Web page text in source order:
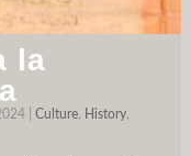
la
| Culture, History,